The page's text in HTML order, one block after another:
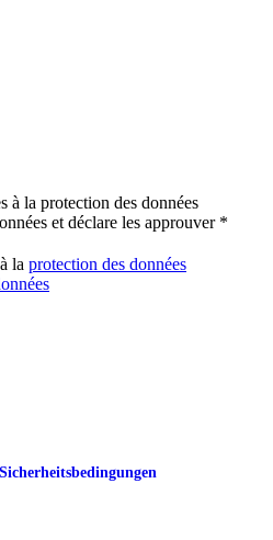
à la protection des données
et déclare les approuver *
la protection des données
Sicherheitsbedingungen